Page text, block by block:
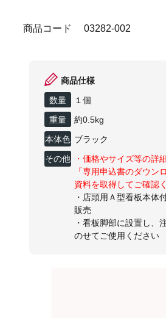
商品コード 03282-002
商品仕様
数量
１個
重量 約0.5kg
本体色 ブラック
その他
・価格やサイズ等の詳
「専用申込書のダウン
資料を取得してご確認
・店頭用Ａ型看板本体
販売
・看板脚部に設置し、
のせてご使用ください